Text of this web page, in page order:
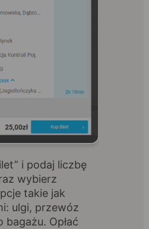
i podaj liczbę
wybierz
takie jak
ulgi, przewóz
Opłać